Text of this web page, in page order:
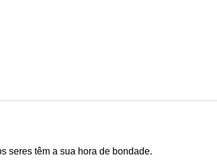
seres têm a sua hora de bondade.